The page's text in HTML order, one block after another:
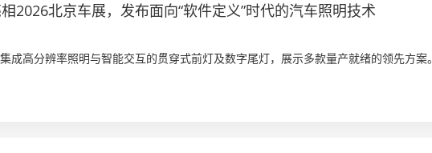
2026北京车展，发布面向“软件定义”时代的汽车照明技术
成高分辨率照明与智能交互的贯穿式前灯及数字尾灯，展示多款量产就绪的领先方案。